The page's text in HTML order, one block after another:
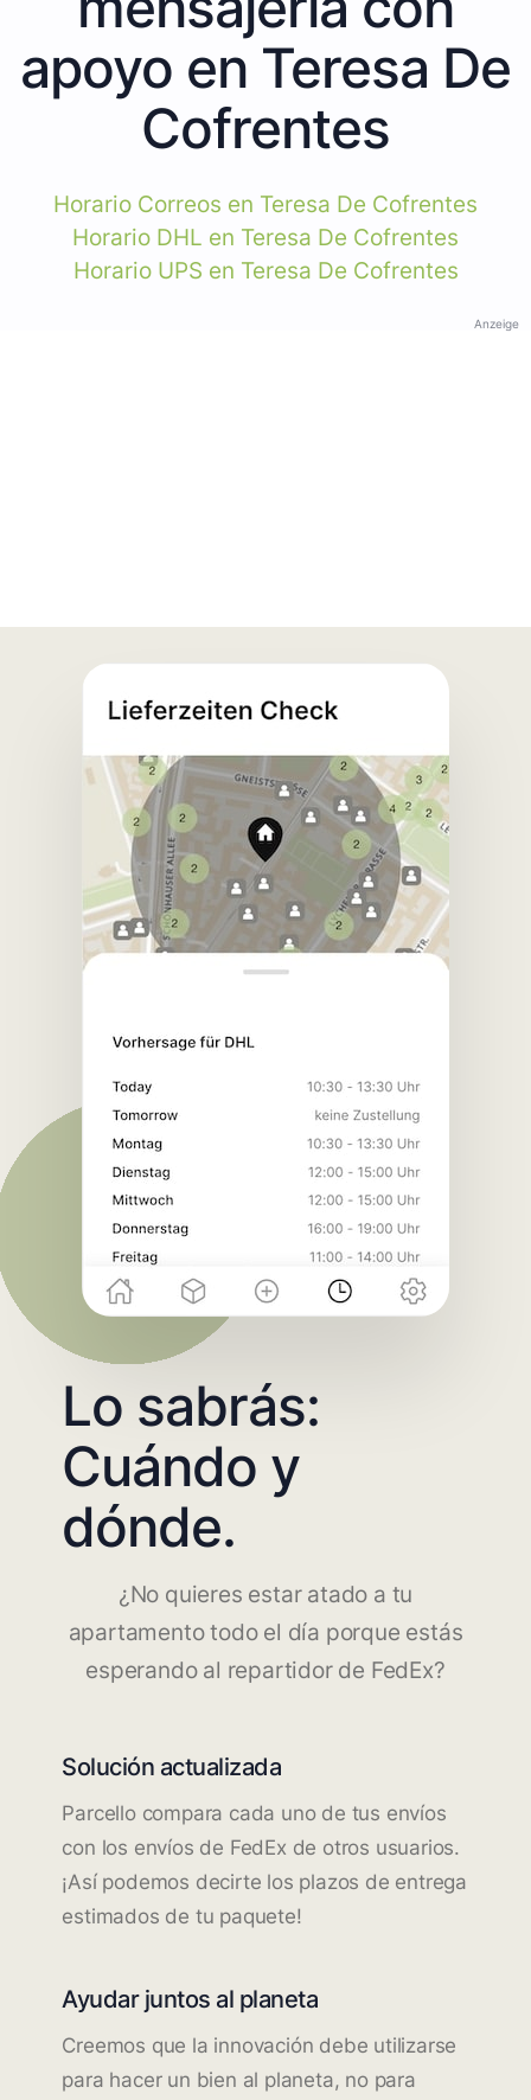
apoyo en Teresa De
Cofrentes
Horario Correos en Teresa De Cofrentes
Horario DHL en Teresa De Cofrentes
Horario UPS en Teresa De Cofrentes
Anzeige
Lo sabrás:
Cuándo y
dónde.
¿No quieres estar atado a tu
apartamento todo el día porque estás
esperando al repartidor de FedEx?
Solución actualizada
Parcello compara cada uno de tus envíos
con los envíos de FedEx de otros usuarios.
¡Así podemos decirte los plazos de entrega
estimados de tu paquete!
Ayudar juntos al planeta
Creemos que la innovación debe utilizarse
para hacer un bien al planeta, no para